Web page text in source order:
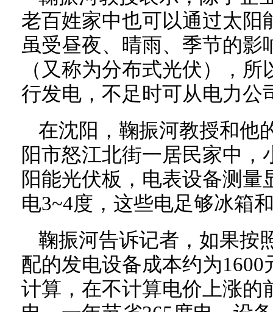
老百姓家中也可以通过太阳
虽受昼夜、晴雨、季节的影
（又称为分布式光伏），
行发电，不足时可从电力公
在沈阳，鞠振河教授和他
阳市怒江北街一居民家中
阳能光伏板，电表设备测
电3~4度，这些电足够冰箱
鞠振河告诉记者，如果按
配的发电设备成本约为
计算，在不计算电价上涨的